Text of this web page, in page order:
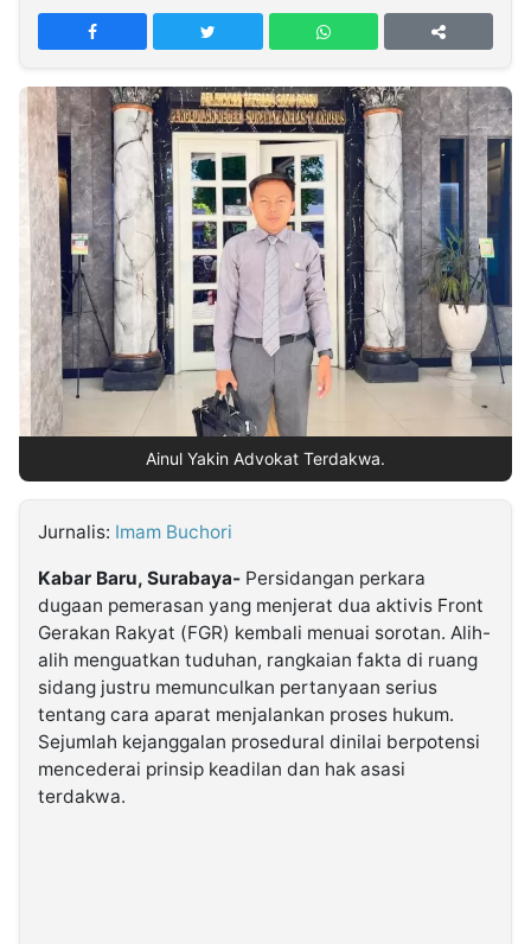
PT
TREETAN
INDONESIA
Partner
Insight
NTB
Suara
Time
Lens
IDN
Daily
Jogja
Jalan
Rakyat
Idealita
News
Kita
Notice
Dinamikapost.com
Radar
Baru
Seedbacklink
Follow
Kabarbaru
Kabarbaru.co
2026
Kabarbaru
Media
Holding
Ainul Yakin Advokat Terdakwa.
Jurnalis: Imam Buchori
Kabar Baru, Surabaya- Persidangan perkara
dugaan pemerasan yang menjerat dua aktivis Front
Gerakan Rakyat (FGR) kembali menuai sorotan. Alih-
alih menguatkan tuduhan, rangkaian fakta di ruang
sidang justru memunculkan pertanyaan serius
tentang cara aparat menjalankan proses hukum.
Sejumlah kejanggalan prosedural dinilai berpotensi
mencederai prinsip keadilan dan hak asasi
terdakwa.